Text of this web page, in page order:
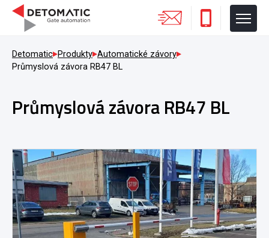
Detomatic Produkty Automatické závory
Průmyslová závora RB47 BL
Průmyslová závora RB47 BL